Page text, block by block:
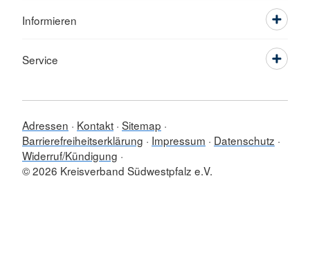
Informieren
Service
Adressen Kontakt Sitemap
Barrierefreiheitserklärung
Impressum
Datenschutz
Widerruf/Kündigung
© 2026 Kreisverband Südwestpfalz e.V.